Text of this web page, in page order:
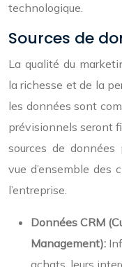
technologique.
Sources de
La qualité du
la richesse et de la
les données sont
prévisionnels seront
sources de
vue d’ensemble des
l’entreprise.
Données CRM
Management):